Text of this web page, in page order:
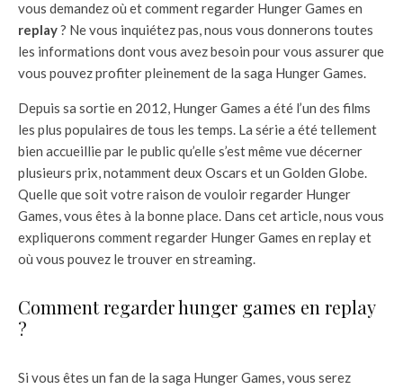
vous demandez où et comment regarder Hunger Games en
replay? Ne vous inquiétez pas, nous vous donnerons toutes
les informations dont vous avez besoin pour vous assurer que
vous pouvez profiter pleinement de la saga Hunger Games.
Depuis sa sortie en 2012, Hunger Games a été l’un des films
les plus populaires de tous les temps. La série a été tellement
bien accueillie par le public qu’elle s’est même vue décerner
plusieurs prix, notamment deux Oscars et un Golden Globe.
Quelle que soit votre raison de vouloir regarder Hunger
Games, vous êtes à la bonne place. Dans cet article, nous vous
expliquerons comment regarder Hunger Games en replay et
où vous pouvez le trouver en streaming.
Comment regarder hunger games en replay
?
Si vous êtes un fan de la saga Hunger Games, vous serez